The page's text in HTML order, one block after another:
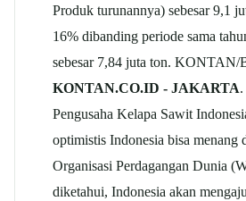
Produk turunannya) sebesar 9,1
16% dibanding periode sama
sebesar 7,84 juta ton. KONTAN/
KONTAN.CO.ID - JAKARTA
Pengusaha Kelapa Sawit
optimistis Indonesia bisa menang
Organisasi Perdagangan Dunia
diketahui, Indonesia akan